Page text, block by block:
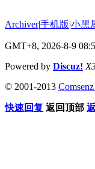
Archiver|手机版|小黑
GMT+8, 2026-8-9
Powered by Discuz!
© 2001-2013
快速回复 返回顶部